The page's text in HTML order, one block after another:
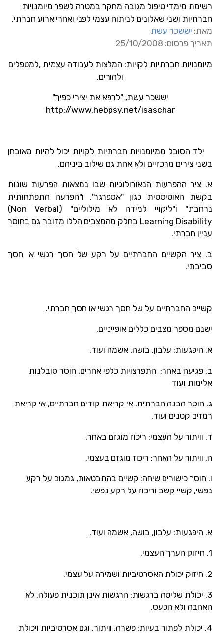
רשימת מימדי טיפול מגובה מחקר במטרה לשפר מיומנויות
חברתיות ושני שאלונים לניתוח עצמי לפני ואחרי ארוע חברתי.
מאת: יששכר עשת
תאריך פרסום: 25/10/2008
מיומנויות חברתיות לקויות: המלצות לעבודה עצמית ,למטפלים
ולהורים.
יששכר עשת, "לרפא את יצירי כפיך"
http://www.hebpsy.net/isaschar
ילד הסובל ממיומנויות חברתיות לקויות יכול להיות מאובחן
בשני צירים מרכזיים ולא אחת גם שילוב ביניהם.
א. ציר ההפרעות הנאורולוגיות שבו נמצאות הפרעות שונות
בקשת האוטיסטית כגון "אספרגר", ו"הפרעה התפתחותית
נרחבת" ו"ליקויי למידה לא מילוליים" ((Non Verbal
Learning Disability בחלק מהמצבים הללו מדובר גם בחוסר
עניין חברתי.
ב. ציר הקשיים החברתיים על רקע של חסך רגשי או חסך
סביבתי.
קשיים החברתיים על של חסך רגשי או חסך חברתי.
ישנם מספר מצבים כללים אופייניים.
א. היפגעות: עלבון, בושה, אשמה ועוד.
ב. פגיעה באחר: התפרצויות כלפי אחרים, חוסר סובלנות,
אלימות ועוד
ג. חוסר הבנה חברתית: אי קריאת קודים חברתיים, אי קריאת
רמזים קטנים ועוד.
ד. וויתור על העצמי: ריכוז מוגזם באחר.
ה. וויתור על האחר: ריכוז מוגזם בעצמי.
ו. חוסר כישורים שיחה: קשיים בהתבטאות, גמגום על רקע
נפשי, קשיי קשב וריכוז על רקע נפשי.
א. היפגעות: עלבון, בושה, אשמה ועוד.
1. חיזוק הערך העצמי.
2. חיזוק יכולת האסרטיביות ושמירה על עצמי.
3. יכולת שליטה ברגשות: הרגשות אינן תוכנית פעולה. לא
האהבה ולא הכעס.
4. יכולת לפתור בעיות: פשרה, וויתור, וגם אסרטיביות ויכולת